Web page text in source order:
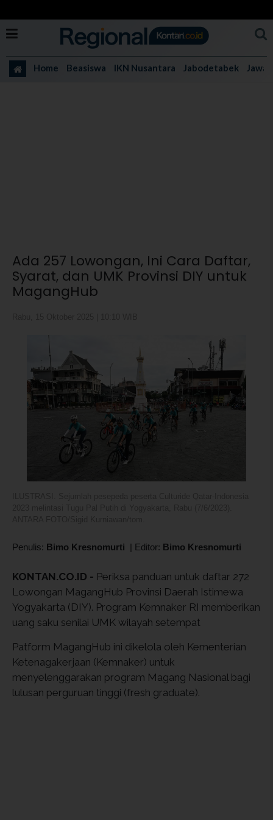
Home Beasiswa IKN Nusantara Jabodetabek Jawa
Ada 257 Lowongan, Ini Cara Daftar,
Syarat, dan UMK Provinsi DIY untuk
MagangHub
Penulis: Bimo Kresnomurti | Editor: Bimo Kresnomurti
KONTAN.CO.ID - Periksa panduan untuk daftar 272
Lowongan MagangHub Provinsi Daerah Istimewa
Yogyakarta (DIY). Program Kemnaker RI memberikan
uang saku senilai UMK wilayah setempat
Patform MagangHub ini dikelola oleh Kementerian
Ketenagakerjaan (Kemnaker) untuk
menyelenggarakan program Magang Nasional bagi
lulusan perguruan tinggi (fresh graduate).